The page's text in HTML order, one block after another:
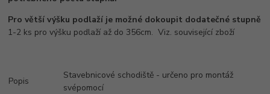
Pro větší výšku podlaží je možné dokoupit dodatečné stupně
1-2 ks pro výšku podlaží až do 356cm. Viz. související zboží
Popis
Stavebnicové schodiště - určeno pro montáž
svépomocí